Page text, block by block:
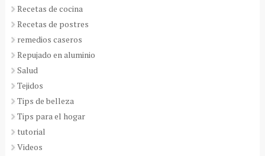
Recetas de cocina
Recetas de postres
remedios caseros
Repujado en aluminio
Salud
Tejidos
Tips de belleza
Tips para el hogar
tutorial
Videos